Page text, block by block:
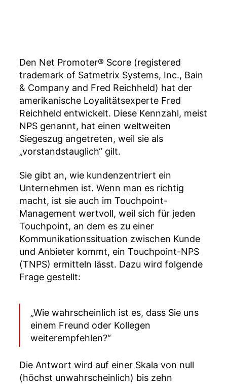
Den Net Promoter® Score (registered
trademark of Satmetrix Systems, Inc., Bain
& Company and Fred Reichheld) hat der
amerikanische Loyalitätsexperte Fred
Reichheld entwickelt. Diese Kennzahl, meist
NPS genannt, hat einen weltweiten
Siegeszug angetreten, weil sie als
„vorstandstauglich“ gilt.
Sie gibt an, wie kundenzentriert ein
Unternehmen ist. Wenn man es richtig
macht, ist sie auch im Touchpoint-
Management wertvoll, weil sich für jeden
Touchpoint, an dem es zu einer
Kommunikationssituation zwischen Kunde
und Anbieter kommt, ein Touchpoint-NPS
(TNPS) ermitteln lässt. Dazu wird folgende
Frage gestellt:
„Wie wahrscheinlich ist es, dass Sie uns
einem Freund oder Kollegen
weiterempfehlen?“
Die Antwort wird auf einer Skala von null
(höchst unwahrscheinlich) bis zehn